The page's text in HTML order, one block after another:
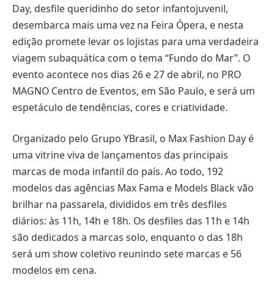
Day, desfile queridinho do setor infantojuvenil,
desembarca mais uma vez na Feira Ópera, e nesta
edição promete levar os lojistas para uma verdadeira
viagem subaquática com o tema “Fundo do Mar”. O
evento acontece nos dias 26 e 27 de abril, no PRO
MAGNO Centro de Eventos, em São Paulo, e será um
espetáculo de tendências, cores e criatividade.
Organizado pelo Grupo YBrasil, o Max Fashion Day é
uma vitrine viva de lançamentos das principais
marcas de moda infantil do país. Ao todo, 192
modelos das agências Max Fama e Models Black vão
brilhar na passarela, divididos em três desfiles
diários: às 11h, 14h e 18h. Os desfiles das 11h e 14h
são dedicados a marcas solo, enquanto o das 18h
será um show coletivo reunindo sete marcas e 56
modelos em cena.